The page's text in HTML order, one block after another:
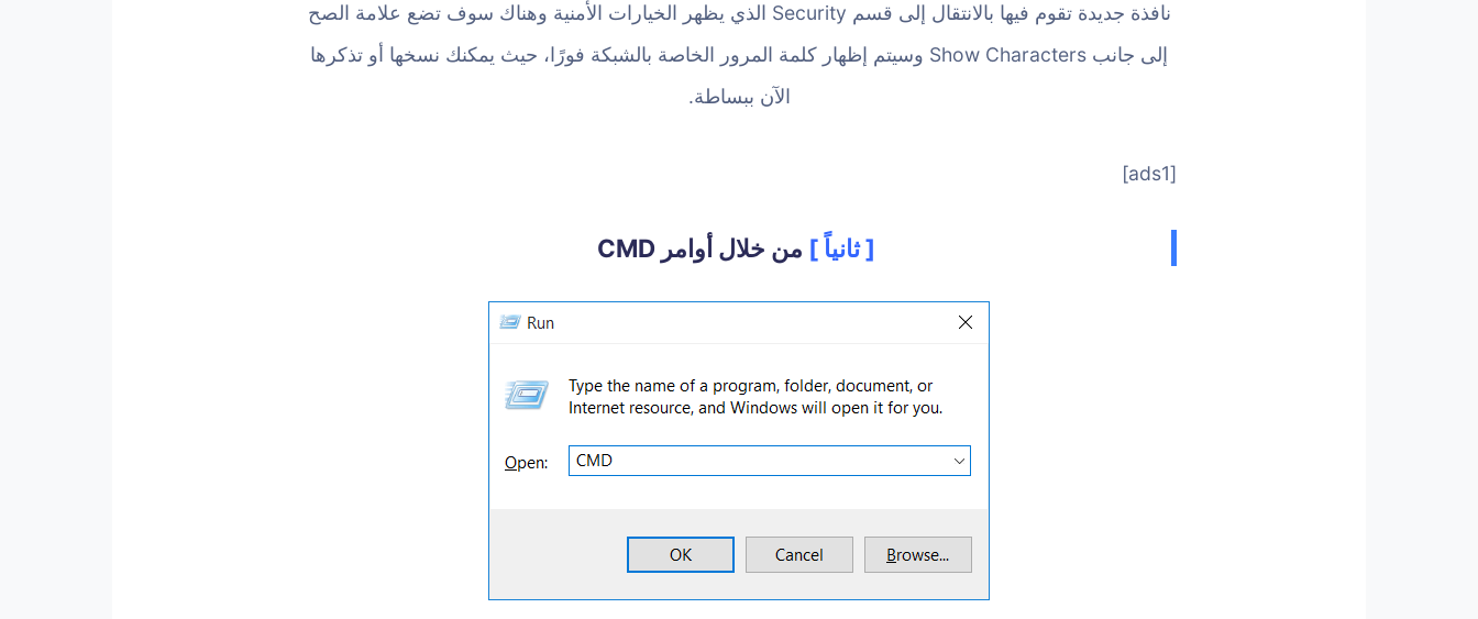
نافذة جديدة تقوم فيها بالانتقال إلى قسم Security الذي يظهر الخيارات الأمنية وهناك سوف تضع علامة الصح
إلى جانب Show Characters وسيتم إظهار كلمة المرور الخاصة بالشبكة فورًا، حيث يمكنك نسخها أو تذكرها
الآن ببساطة.
[ads1]
[ ثانياً ] من خلال أوامر CMD